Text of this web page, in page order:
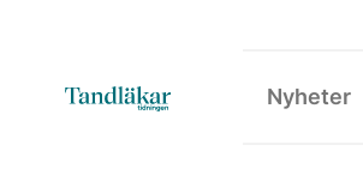
Nyheter